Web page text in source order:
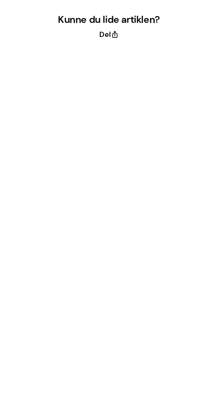
Kunne du lide artiklen?
Del